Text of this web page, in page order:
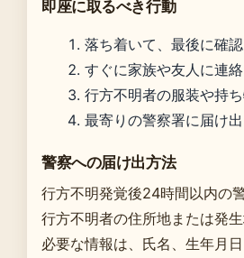
即座に取るべき行動
落ち着いて、最後に確
すぐに家族や友人に連
行方不明者の服装や持
最寄りの警察署に届け
警察への届け出方法
行方不明発覚後24時間以内の
行方不明者の住所地または発
必要な情報は、氏名、生年月